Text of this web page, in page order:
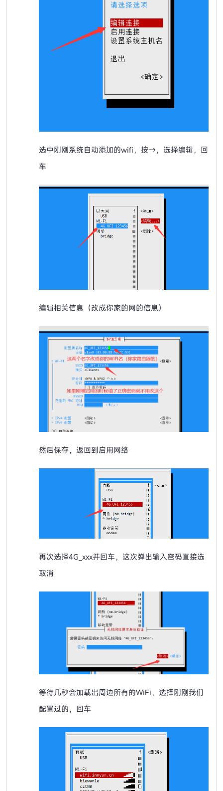
选中刚刚系统自动添加的wifi，按→，选择编辑，回
车
编辑相关信息（改成你家的网的信息）
然后保存，返回到启用网络
再次选择4G_xxx并回车，这次弹出输入密码直接选
取消
等待几秒会加载出周边所有的WiFi，选择刚刚我们
配置过的，回车